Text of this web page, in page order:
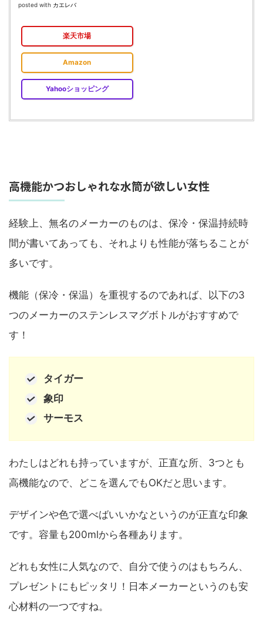
posted with カエレバ
楽天市場
Amazon
Yahooショッピング
高機能かつおしゃれな水筒が欲しい女性
経験上、無名のメーカーのものは、保冷・保温持続時
間が書いてあっても、それよりも性能が落ちることが
多いです。
機能（保冷・保温）を重視するのであれば、以下の3
つのメーカーのステンレスマグボトルがおすすめで
す！
タイガー
象印
サーモス
わたしはどれも持っていますが、正直な所、3つとも
高機能なので、どこを選んでもOKだと思います。
デザインや色で選べばいいかなというのが正直な印象
です。容量も200mlから各種あります。
どれも女性に人気なので、自分で使うのはもちろん、
プレゼントにもピッタリ！日本メーカーというのも安
心材料の一つですね。